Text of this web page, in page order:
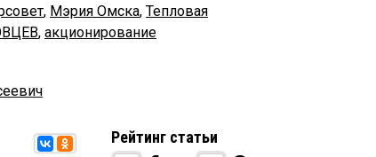
, Мэрия Омска, Тепловая
, акционирование
Рейтинг статьи